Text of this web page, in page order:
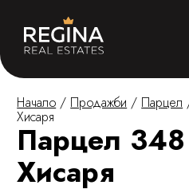
Начало / Продажби / Парцел
Хисаря
Парцел
Хисаря